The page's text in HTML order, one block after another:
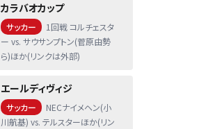
カラバオカップ
サッカー
1回戦 コルチェスタ
ー vs. サウサンプトン(菅原由勢
ら)ほか(リンクは外部)
エールディヴィジ
サッカー
NECナイメヘン(小
川航基) vs. テルスターほか(リン